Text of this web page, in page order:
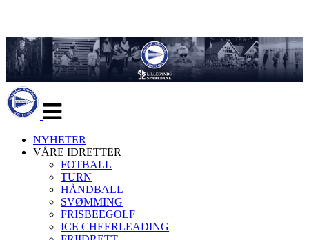
navigasjon
NYHETER
VÅRE IDRETTER
FOTBALL
TURN
HÅNDBALL
SVØMMING
FRISBEEGOLF
ICE CHEERLEADING